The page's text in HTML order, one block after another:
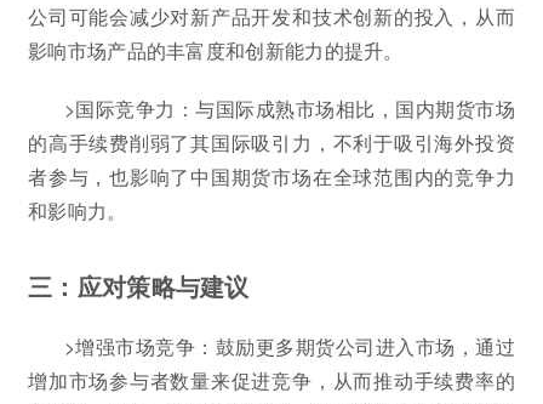
公司可能会减少对新产品开发和技术创新的投入，从而
影响市场产品的丰富度和创新能力的提升。
>国际竞争力：与国际成熟市场相比，国内期货市场
的高手续费削弱了其国际吸引力，不利于吸引海外投资
者参与，也影响了中国期货市场在全球范围内的竞争力
和影响力。
三：应对策略与建议
>增强市场竞争：鼓励更多期货公司进入市场，通过
增加市场参与者数量来促进竞争，从而推动手续费率的